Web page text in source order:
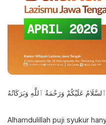
ٱلسَّلَامُ عَلَيْكُمْ وَرَحْمَةُ ٱللَّٰهِ وَبَرَكَاتُهُ
Alhamdulillah puji syukur